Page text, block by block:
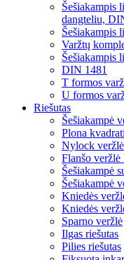
Šešiakampis
dangteliu,
Šešiakampis
Varžtų
Šešiakampis
DIN 1481
T formos
U formos
Riešutas
Šešiakampė
Plona
Nylock
Flanšo
Šešiakampė
Šešiakampė
Kniedės
Kniedės
Sparno veržlė
Ilgas riešutas
Pilies riešutas